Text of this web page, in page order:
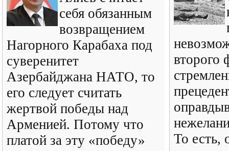
себя обязанным
возвращением
Нагорного Карабаха под
суверенитет
Азербайджана НАТО, то
его следует считать
жертвой победы над
Арменией. Потому что
платой за эту «победу»
второго
То есть,